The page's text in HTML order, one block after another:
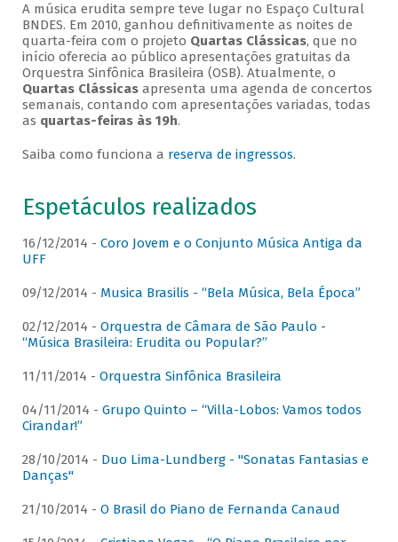
A música erudita sempre teve lugar no Espaço Cultural
BNDES. Em 2010, ganhou definitivamente as noites de
quarta-feira com o projeto Quartas Clássicas, que no
início oferecia ao público apresentações gratuitas da
Orquestra Sinfônica Brasileira (OSB). Atualmente, o
Quartas Clássicasapresenta uma agenda de concertos
semanais, contando com apresentações variadas, todas
as quartas-feiras às 19h.
Saiba como funciona a reserva de ingressos.
Espetáculos realizados
16/12/2014 - Coro Jovem e o Conjunto Música Antiga da
UFF
09/12/2014 - Musica Brasilis - “Bela Música, Bela Época”
02/12/2014 - Orquestra de Câmara de São Paulo -
“Música Brasileira: Erudita ou Popular?”
11/11/2014 - Orquestra Sinfônica Brasileira
04/11/2014 - Grupo Quinto – “Villa-Lobos: Vamos todos
Cirandar!”
28/10/2014 - Duo Lima-Lundberg - "Sonatas Fantasias e
Danças"
21/10/2014 - O Brasil do Piano de Fernanda Canaud